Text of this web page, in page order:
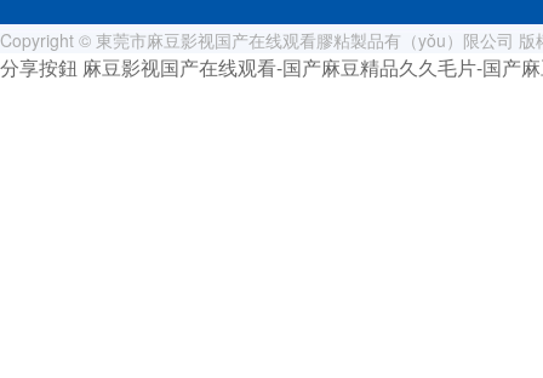
Copyright © 東莞市麻豆影视国产在线观看膠粘製品有（yǒu）限公司
分享按鈕 麻豆影视国产在线观看-国产麻豆精品久久毛片-国产